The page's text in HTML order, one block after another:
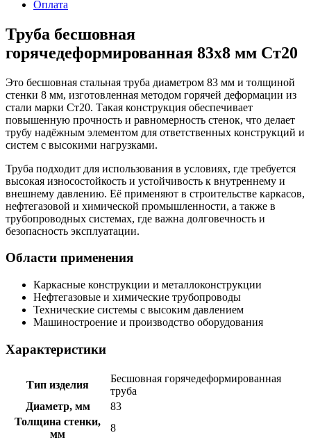
Оплата
Труба бесшовная
горячедеформированная 83х8 мм Ст20
Это бесшовная стальная труба диаметром 83 мм и толщиной
стенки 8 мм, изготовленная методом горячей деформации из
стали марки Ст20. Такая конструкция обеспечивает
повышенную прочность и равномерность стенок, что делает
трубу надёжным элементом для ответственных конструкций и
систем с высокими нагрузками.
Труба подходит для использования в условиях, где требуется
высокая износостойкость и устойчивость к внутреннему и
внешнему давлению. Её применяют в строительстве каркасов,
нефтегазовой и химической промышленности, а также в
трубопроводных системах, где важна долговечность и
безопасность эксплуатации.
Области применения
Каркасные конструкции и металлоконструкции
Нефтегазовые и химические трубопроводы
Технические системы с высоким давлением
Машиностроение и производство оборудования
Характеристики
Тип изделия
Бесшовная горячедеформированная
труба
Диаметр, мм
83
Толщина стенки,
мм
8